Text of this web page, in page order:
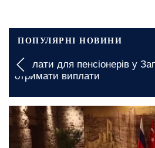
ПОПУЛЯРНІ НОВИНИ
Доплати для пенсіонерів у
отримати виплати
вчора, 10:10